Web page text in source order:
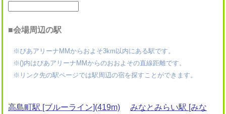
■会場周辺の駅
※ぴあアリーナMMからおよそ3km以内にある駅です。
※()内はぴあアリーナMMからのおおよその直線距離です。
※リンク先の駅ページでは駅周辺の宿を探すことができます。
高島町駅 [ブルーライン](419m)
みなとみらい駅 [みな